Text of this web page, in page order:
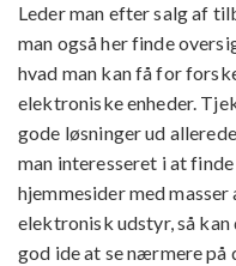
Leder man efter salg af
man også her finde
hvad man kan få for
elektroniske enheder.
gode løsninger ud
man interesseret i at
hjemmesider med masser
elektronisk udstyr, så
god ide at se nærmere på